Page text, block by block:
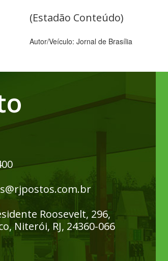
(Estadão Conteúdo)
Autor/Veículo: Jornal de Brasília
Roosevelt, 296,
Niterói, RJ, 24360-066